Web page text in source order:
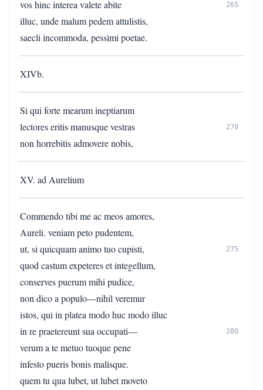
vos hinc interea valete abite
265
illuc, unde malum pedem attulistis,
saecli incommoda, pessimi poetae.
XIVb.
Si qui forte mearum ineptiarum
lectores eritis manusque vestras
270
non horrebitis admovere nobis,
XV. ad Aurelium
Commendo tibi me ac meos amores,
Aureli. veniam peto pudentem,
ut, si quicquam animo tuo cupisti,
275
quod castum expeteres et integellum,
conserves puerum mihi pudice,
non dico a populo—nihil veremur
istos, qui in platea modo huc modo illuc
in re praetereunt sua occupati—
280
verum a te metuo tuoque pene
infesto pueris bonis malisque.
quem tu qua lubet, ut lubet moveto